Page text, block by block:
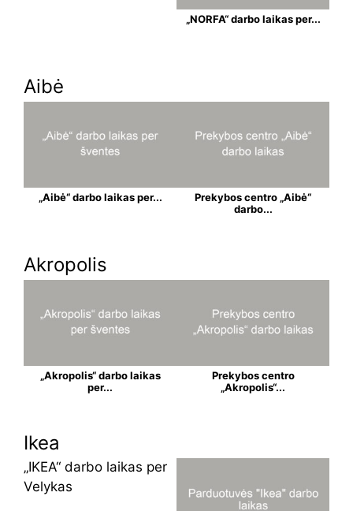
„NORFA“ darbo laikas per...
Aibė
„Aibė“ darbo laikas per...
Prekybos centro „Aibė“
darbo...
Akropolis
„Akropolis“ darbo laikas
per...
Prekybos centro
„Akropolis“...
Ikea
„IKEA“ darbo laikas per
Velykas